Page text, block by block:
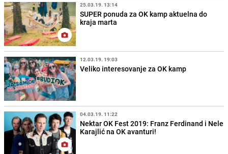
25.03.19. 13:14
SUPER ponuda za OK kamp aktuelna do
kraja marta
12.03.19. 19:03
Veliko interesovanje za OK kamp
04.03.19. 11:22
Nektar OK Fest 2019: Franz Ferdinand i Nele
Karajlić na OK avanturi!